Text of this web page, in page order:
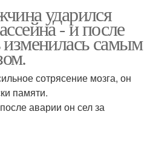
ударился
- и после
изменилась самым
сотрясение мозга, он
памяти.
аварии он сел за